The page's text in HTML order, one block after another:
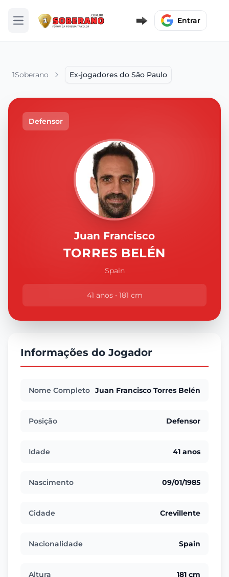
Abrir menu Entrar
1Soberano Ex-jogadores do São Paulo
Defensor
Juan Francisco
TORRES BELÉN
Spain
41 anos • 181 cm
Informações do Jogador
Nome Completo Juan Francisco Torres Belén
Posição Defensor
Idade 41 anos
Nascimento 09/01/1985
Cidade Crevillente
Nacionalidade Spain
Altura 181 cm